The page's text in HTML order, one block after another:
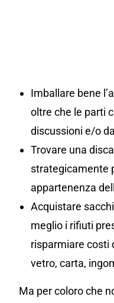
Imballare bene
oltre che le parti
discussioni e/o
Trovare una
strategicamente
appartenenza
Acquistare
meglio i rifiuti
risparmiare costi
vetro, carta,
Ma per coloro che